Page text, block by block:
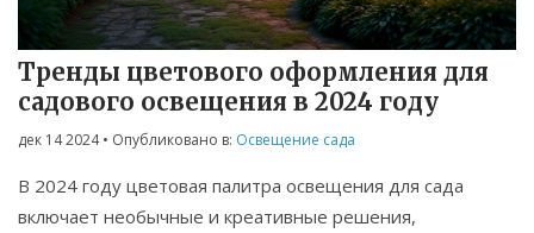
Тренды цветового оформления для
садового освещения в 2024 году
дек 14 2024• Опубликовано в: Освещение сада
В 2024 году цветовая палитра освещения для сада
включает необычные и креативные решения,